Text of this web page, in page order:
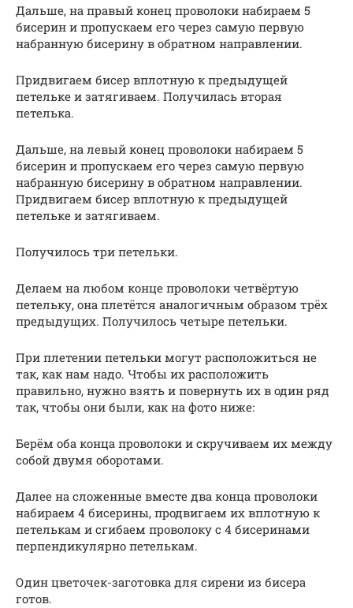
Дальше, на правый конец проволоки набираем 5
бисерин и пропускаем его через самую первую
набранную бисерину в обратном направлении.
Придвигаем бисер вплотную к предыдущей
петельке и затягиваем. Получилась вторая
петелька.
Дальше, на левый конец проволоки набираем 5
бисерин и пропускаем его через самую первую
набранную бисерину в обратном направлении.
Придвигаем бисер вплотную к предыдущей
петельке и затягиваем.
Получилось три петельки.
Делаем на любом конце проволоки четвёртую
петельку, она плетётся аналогичным образом трёх
предыдущих. Получилось четыре петельки.
При плетении петельки могут расположиться не
так, как нам надо. Чтобы их расположить
правильно, нужно взять и повернуть их в один ряд
так, чтобы они были, как на фото ниже:
Берём оба конца проволоки и скручиваем их между
собой двумя оборотами.
Далее на сложенные вместе два конца проволоки
набираем 4 бисерины, продвигаем их вплотную к
петелькам и сгибаем проволоку с 4 бисеринами
перпендикулярно петелькам.
Один цветочек-заготовка для сирени из бисера
готов.